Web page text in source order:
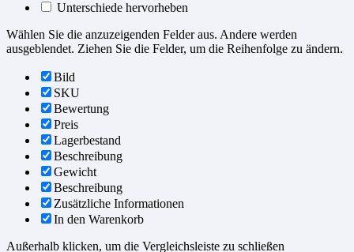
Unterschiede hervorheben
Wählen Sie die anzuzeigenden Felder aus. Andere werden
ausgeblendet. Ziehen Sie die Felder, um die Reihenfolge zu ändern.
Bild
SKU
Bewertung
Preis
Lagerbestand
Beschreibung
Gewicht
Beschreibung
Zusätzliche Informationen
In den Warenkorb
Außerhalb klicken, um die Vergleichsleiste zu schließen